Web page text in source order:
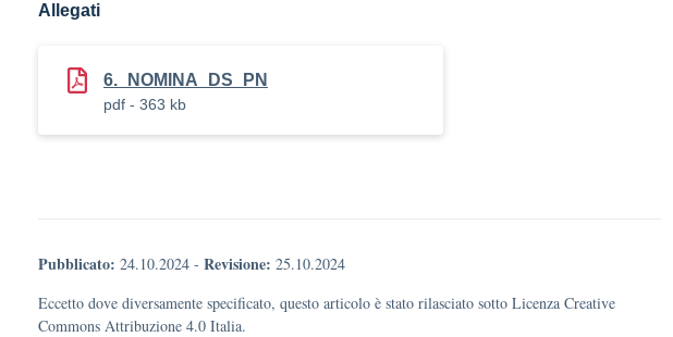
Allegati
6._NOMINA_DS_PN
pdf - 363 kb
Pubblicato: 24.10.2024 - Revisione: 25.10.2024
Eccetto dove diversamente specificato, questo articolo è stato rilasciato sotto Licenza Creative
Commons Attribuzione 4.0 Italia.